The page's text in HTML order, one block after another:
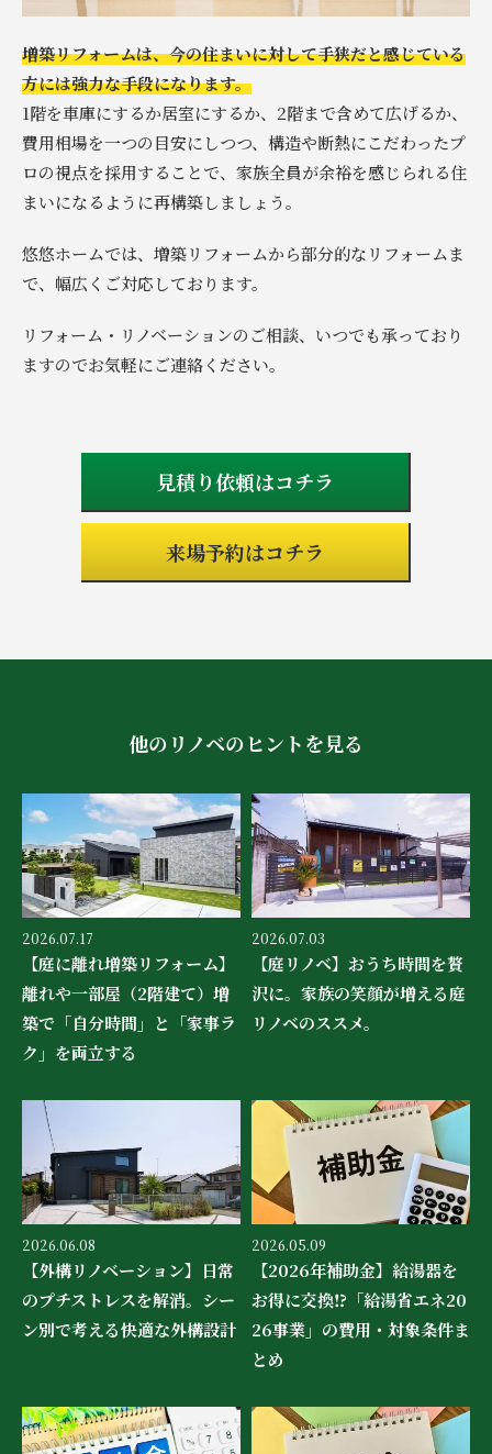
増築リフォームは、今の住まいに対して手狭だと感じている
方には強力な手段になります。
1階を車庫にするか居室にするか、2階まで含めて広げるか、
費用相場を一つの目安にしつつ、構造や断熱にこだわったプ
ロの視点を採用することで、家族全員が余裕を感じられる住
まいになるように再構築しましょう。
悠悠ホームでは、増築リフォームから部分的なリフォームま
で、幅広くご対応しております。
リフォーム・リノベーションのご相談、いつでも承っており
ますのでお気軽にご連絡ください。
見積り依頼はコチラ
来場予約はコチラ
他のリノベのヒントを見る
2026.07.17
【庭に離れ増築リフォーム】
離れや一部屋（2階建て）増
築で「自分時間」と「家事ラ
ク」を両立する
2026.07.03
【庭リノベ】おうち時間を贅
沢に。家族の笑顔が増える庭
リノベのススメ。
2026.06.08
【外構リノベーション】日常
のプチストレスを解消。シー
ン別で考える快適な外構設計
2026.05.09
【2026年補助金】給湯器を
お得に交換⁉「給湯省エネ20
26事業」の費用・対象条件ま
とめ